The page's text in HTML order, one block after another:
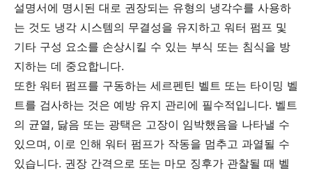
설명서에 명시된 대로 권장되는 유형의 냉각수를 사용하
는 것도 냉각 시스템의 무결성을 유지하고 워터 펌프 및
기타 구성 요소를 손상시킬 수 있는 부식 또는 침식을 방
지하는 데 중요합니다.
또한 워터 펌프를 구동하는 세르펜틴 벨트 또는 타이밍 벨
트를 검사하는 것은 예방 유지 관리에 필수적입니다. 벨트
의 균열, 닳음 또는 광택은 고장이 임박했음을 나타낼 수
있으며, 이로 인해 워터 펌프가 작동을 멈추고 과열될 수
있습니다. 권장 간격으로 또는 마모 징후가 관찰될 때 벨